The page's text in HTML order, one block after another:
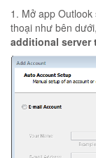
1. Mở app Outlook
thoại như bên
additional server